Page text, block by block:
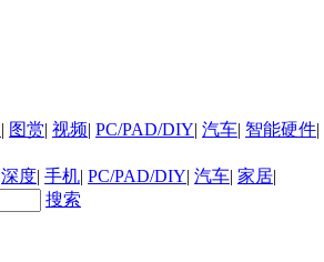
| 图赏| 视频| PC/PAD/DIY| 汽车| 智能硬件|
深度| 手机| PC/PAD/DIY| 汽车| 家居|
搜索